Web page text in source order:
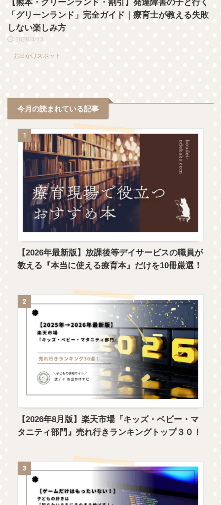
【熊本・グリーンランド・割引】発達障害の子と行く
「グリーンランド」完全ガイド｜療育士が教える失敗
しない楽しみ方
2026/4/13
お出かけスポット
今月の読まれている記事
1
【2026年最新版】放課後等デイサービスの職員が
教える『本当に使える療育本』だけを10冊厳選！
2
【2026年8月版】楽天市場『キッズ・ベビー・マ
タニティ部門』売れ行きランキングトップ３０！
3